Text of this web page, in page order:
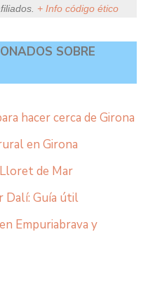
+ Info código ético
SOBRE
hacer cerca de Girona
en Girona
de Mar
Dalí: Guía útil
Empuriabrava y